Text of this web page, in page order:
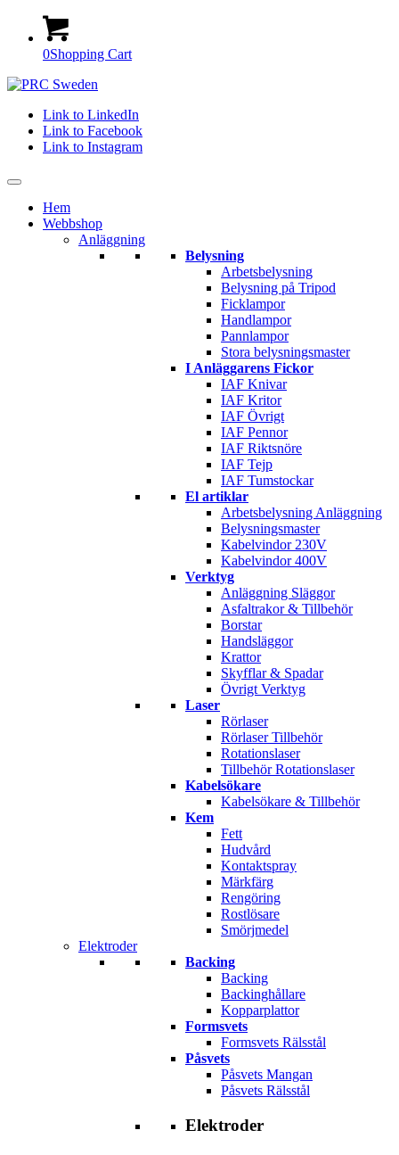
0Shopping Cart
Link to LinkedIn
Link to Facebook
Link to Instagram
Hem
Webbshop
Anläggning
Belysning
Arbetsbelysning
Belysning på Tripod
Ficklampor
Handlampor
Pannlampor
Stora belysningsmaster
I Anläggarens Fickor
IAF Knivar
IAF Kritor
IAF Övrigt
IAF Pennor
IAF Riktsnöre
IAF Tejp
IAF Tumstockar
El artiklar
Arbetsbelysning Anläggning
Belysningsmaster
Kabelvindor 230V
Kabelvindor 400V
Verktyg
Anläggning Släggor
Asfaltrakor & Tillbehör
Borstar
Handsläggor
Krattor
Skyfflar & Spadar
Övrigt Verktyg
Laser
Rörlaser
Rörlaser Tillbehör
Rotationslaser
Tillbehör Rotationslaser
Kabelsökare
Kabelsökare & Tillbehör
Kem
Fett
Hudvård
Kontaktspray
Märkfärg
Rengöring
Rostlösare
Smörjmedel
Elektroder
Backing
Backing
Backinghållare
Kopparplattor
Formsvets
Formsvets Rälsstål
Påsvets
Påsvets Mangan
Påsvets Rälsstål
Elektroder